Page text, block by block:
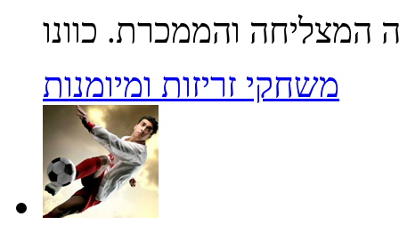
משחקי זריזות ומיומנות